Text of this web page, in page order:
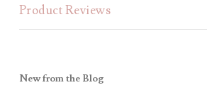
Product Reviews
New from the Blog